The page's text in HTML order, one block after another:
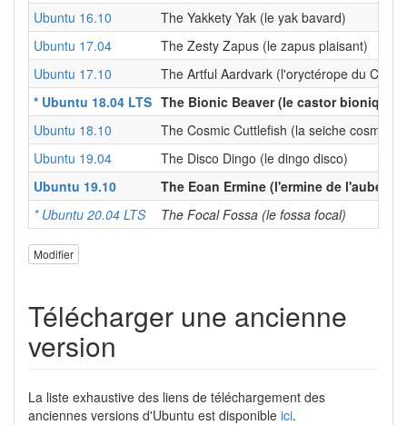
Ubuntu 16.10
The Yakkety Yak (le yak bavard)
Ubuntu 17.04
The Zesty Zapus (le zapus plaisant)
Ubuntu 17.10
The Artful Aardvark (l'oryctérope du Cap
* Ubuntu 18.04 LTS The Bionic Beaver (le castor bionique)
Ubuntu 18.10
The Cosmic Cuttlefish (la seiche
Ubuntu 19.04
The Disco Dingo (le dingo disco)
Ubuntu 19.10
The Eoan Ermine (l'ermine de l'aube)
* Ubuntu 20.04 LTS
The Focal Fossa (le fossa focal)
Modifier
Télécharger une ancienne
version
La liste exhaustive des liens de téléchargement des
anciennes versions d'Ubuntu est disponible ici.